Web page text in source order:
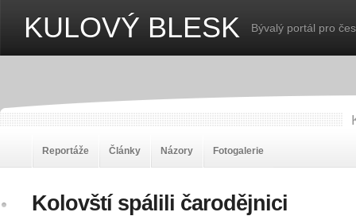
KULOVÝ BLESK Bývalý portál pro
Reportáže Články Názory Fotogalerie
Kolovští spálili čarodějnici